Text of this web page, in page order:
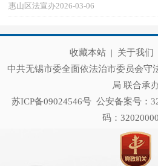
惠山区法宣办2026-03-06
收藏本站 | 关于我们
中共无锡市委全面依法治市委员会守
局 联合承
苏ICP备09024546号 公安备案号：
码：